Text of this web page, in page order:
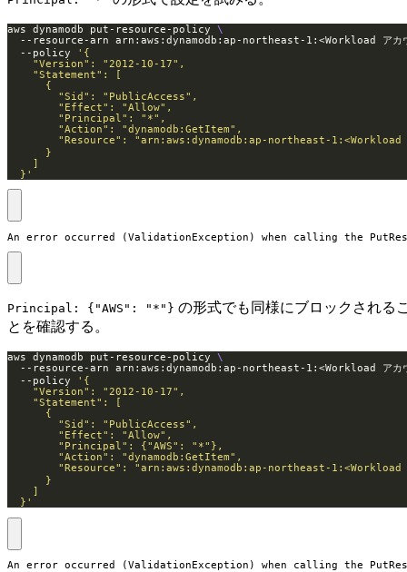
aws dynamodb put-resource-policy
--resource-arn arn:aws:dynamodb:ap-northeast-1:<Workload ア
  --policy
  }'
An error occurred (ValidationException) when calling the
Principal: {"AWS": "*"} の形式でも同様にブロックされる
とを確認する。
aws dynamodb put-resource-policy
--resource-arn arn:aws:dynamodb:ap-northeast-1:<Workload ア
  --policy
  }'
An error occurred (ValidationException) when calling the